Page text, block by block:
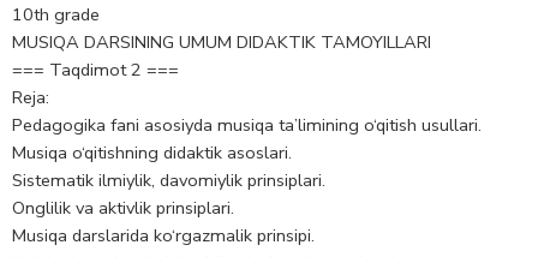
10th grade
MUSIQA DARSINING UMUM DIDAKTIK TAMOYILLARI
=== Taqdimot 2 ===
Reja:
Pedagogika fani asosiyda musiqa ta’limining o‘qitish usullari.
Musiqa o‘qitishning didaktik asoslari.
Sistematik ilmiylik, davomiylik prinsiplari.
Onglilik va aktivlik prinsiplari.
Musiqa darslarida ko‘rgazmalik prinsipi.